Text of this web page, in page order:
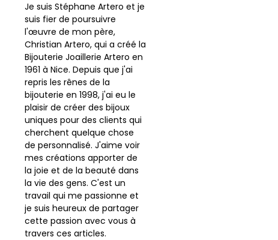
Je suis Stéphane Artero et je
suis fier de poursuivre
l'œuvre de mon père,
Christian Artero, qui a créé la
Bijouterie Joaillerie Artero en
1961 à Nice. Depuis que j'ai
repris les rênes de la
bijouterie en 1998, j'ai eu le
plaisir de créer des bijoux
uniques pour des clients qui
cherchent quelque chose
de personnalisé. J'aime voir
mes créations apporter de
la joie et de la beauté dans
la vie des gens. C'est un
travail qui me passionne et
je suis heureux de partager
cette passion avec vous à
travers ces articles.